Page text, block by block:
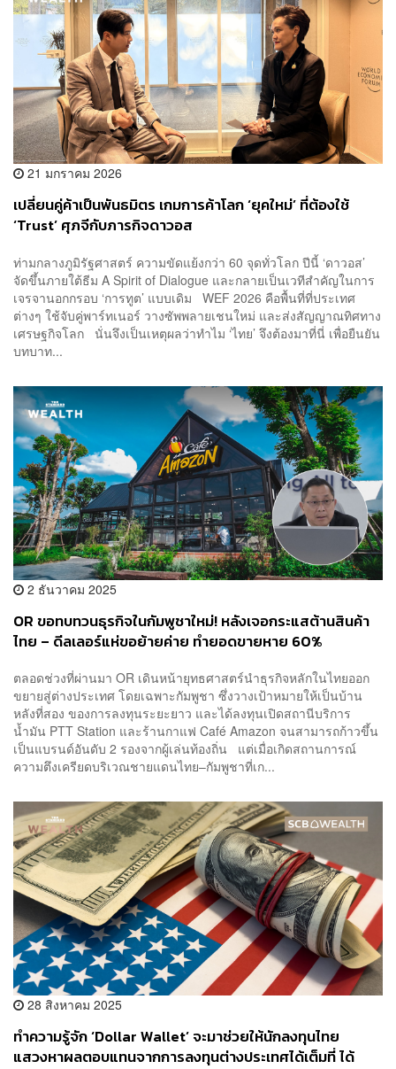
21 มกราคม 2026
เปลี่ยนคู่ค้าเป็นพันธมิตร เกมการค้าโลก ‘ยุคใหม่’ ที่ต้องใช้
‘Trust’ ศุภจีกับภารกิจดาวอส
ท่ามกลางภูมิรัฐศาสตร์ ความขัดแย้งกว่า 60 จุดทั่วโลก ปีนี้ ‘ดาวอส’
จัดขึ้นภายใต้ธีม A Spirit of Dialogue และกลายเป็นเวทีสำคัญในการ
เจรจานอกกรอบ ‘การทูต’ แบบเดิม WEF 2026 คือพื้นที่ที่ประเทศ
ต่างๆ ใช้จับคู่พาร์ทเนอร์ วางซัพพลายเชนใหม่ และส่งสัญญาณทิศทาง
เศรษฐกิจโลก นั่นจึงเป็นเหตุผลว่าทำไม ‘ไทย’ จึงต้องมาที่นี่ เพื่อยืนยัน
บทบาท...
2 ธันวาคม 2025
OR ขอทบทวนธุรกิจในกัมพูชาใหม่! หลังเจอกระแสต้านสินค้า
ไทย – ดีลเลอร์แห่ขอย้ายค่าย ทำยอดขายหาย 60%
ตลอดช่วงที่ผ่านมา OR เดินหน้ายุทธศาสตร์นำธุรกิจหลักในไทยออก
ขยายสู่ต่างประเทศ โดยเฉพาะกัมพูชา ซึ่งวางเป้าหมายให้เป็นบ้าน
หลังที่สอง ของการลงทุนระยะยาว และได้ลงทุนเปิดสถานีบริการ
น้ำมัน PTT Station และร้านกาแฟ Café Amazon จนสามารถก้าวขึ้น
เป็นแบรนด์อันดับ 2 รองจากผู้เล่นท้องถิ่น แต่เมื่อเกิดสถานการณ์
ความตึงเครียดบริเวณชายแดนไทย–กัมพูชาที่เก...
28 สิงหาคม 2025
ทำความรู้จัก ‘Dollar Wallet’ จะมาช่วยให้นักลงทุนไทย
แสวงหาผลตอบแทนจากการลงทุนต่างประเทศได้เต็มที่ ได้